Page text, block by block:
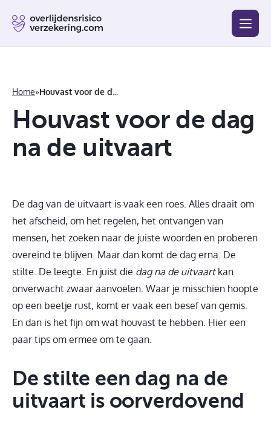
Beste
Home»
Houvast voor de dag
na de uitvaart
De dag van de uitvaart is vaak een roes. Alles draait om
het afscheid, om het regelen, het ontvangen van
mensen, het zoeken naar de juiste woorden en proberen
overeind te blijven. Maar dan komt de dag erna. De
stilte. De leegte. En juist die dag na de uitvaartkan
onverwacht zwaar aanvoelen. Waar je misschien hoopte
op een beetje rust, komt er vaak een besef van gemis.
En dan is het fijn om wat houvast te hebben. Hier een
paar tips om ermee om te gaan.
De stilte een dag na de
uitvaart is oorverdovend